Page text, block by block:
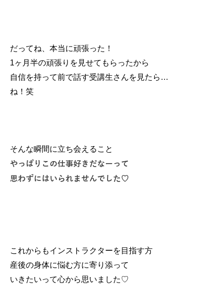
だってね、本当に頑張った！
1ヶ月半の頑張りを見せてもらったから
自信を持って前で話す受講生さんを見たら…
ね！笑
そんな瞬間に立ち会えること
やっぱりこの仕事好きだなーって
思わずにはいられませんでした♡
これからもインストラクターを目指す方
産後の身体に悩む方に寄り添って
いきたいって心から思いました♡